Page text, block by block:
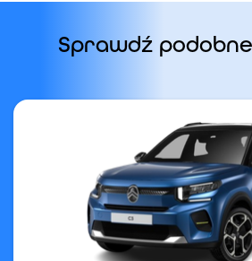
Sprawdź